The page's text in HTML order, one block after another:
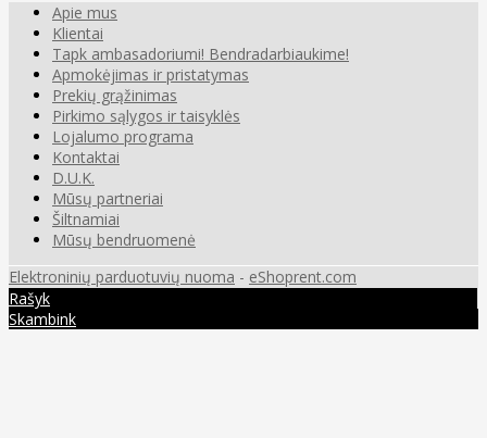
Apie mus
Klientai
Tapk ambasadoriumi! Bendradarbiaukime!
Apmokėjimas ir pristatymas
Prekių grąžinimas
Pirkimo sąlygos ir taisyklės
Lojalumo programa
Kontaktai
D.U.K.
Mūsų partneriai
Šiltnamiai
Mūsų bendruomenė
Elektroninių parduotuvių nuoma - eShoprent.com
Rašyk
Skambink